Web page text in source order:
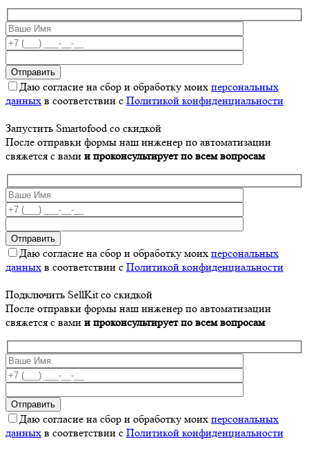
Даю согласие на сбор и обработку моих персональных
данных в соответствии с Политикой конфиденциальности
Запустить Smartofood со скидкой
После отправки формы наш инженер по автоматизации
свяжется с вами и проконсультирует по всем вопросам
Даю согласие на сбор и обработку моих персональных
данных в соответствии с Политикой конфиденциальности
Подключить SellKit со скидкой
После отправки формы наш инженер по автоматизации
свяжется с вами и проконсультирует по всем вопросам
Даю согласие на сбор и обработку моих персональных
данных в соответствии с Политикой конфиденциальности